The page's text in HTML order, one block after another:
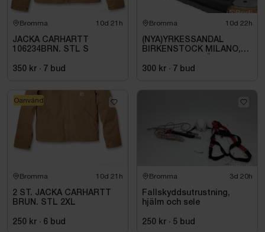
Bromma 10d 21h
JACKA CARHARTT
106234BRN. STL S
350 kr · 7 bud
Bromma 10d 22h
(NYA)YRKESSANDAL
BIRKENSTOCK MILANO,
SVART. STL 42
300 kr · 7 bud
Bromma 10d 21h
2 ST. JACKA CARHARTT
BRUN. STL 2XL
250 kr · 6 bud
Oanvänd
Bromma 3d 20h
Fallskyddsutrustning,
hjälm och sele
250 kr · 5 bud